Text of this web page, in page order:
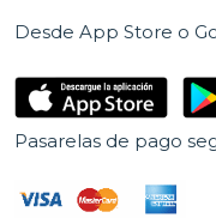
Desde App Store o
Pasarelas de pago